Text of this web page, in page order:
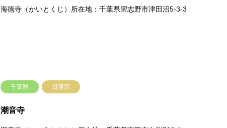
海徳寺（かいとくじ）所在地：千葉県習志野市津田沼5-3-3
千葉県 日蓮宗
潮音寺